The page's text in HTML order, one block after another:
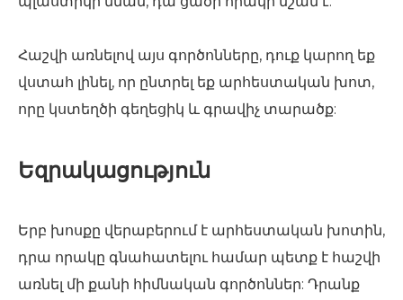
Հաշվի առնելով այս գործոնները, դուք կարող եք
վստահ լինել, որ ընտրել եք արհեստական ​​խոտ,
որը կստեղծի գեղեցիկ և գրավիչ տարածք:
Եզրակացություն
Երբ խոսքը վերաբերում է արհեստական ​​խոտին,
դրա որակը գնահատելու համար պետք է հաշվի
առնել մի քանի հիմնական գործոններ: Դրանք